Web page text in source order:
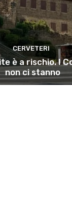
CERVETERI
è a rischio. I
non ci stanno